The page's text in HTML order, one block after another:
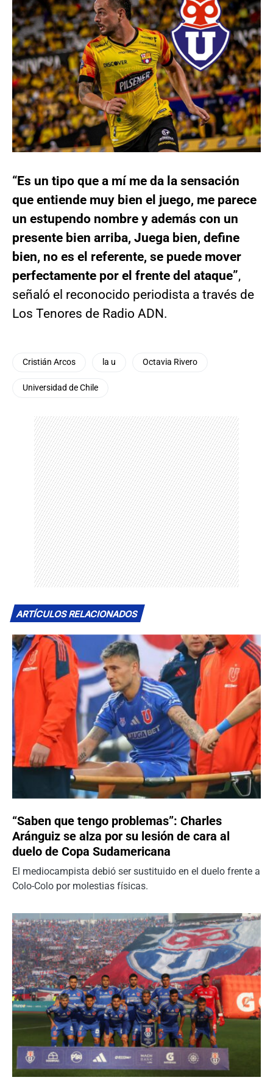
“Es un tipo que a mí me da la sensación
que entiende muy bien el juego, me parece
un estupendo nombre y además con un
presente bien arriba, Juega bien, define
bien, no es el referente, se puede mover
perfectamente por el frente del ataque”,
señaló el reconocido periodista a través de
Los Tenores de Radio ADN.
Cristián Arcos la u Octavia Rivero
Universidad de Chile
ARTÍCULOS RELACIONADOS
“Saben que tengo problemas”: Charles
Aránguiz se alza por su lesión de cara al
duelo de Copa Sudamericana
El mediocampista debió ser sustituido en el duelo frente a
Colo-Colo por molestias físicas.